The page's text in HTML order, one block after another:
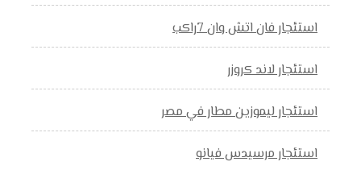
استئجار فان اتش وان 7راكب
استئجار لاند كروزر
استئجار ليموزين مطار في مصر
استئجار مرسيدس فيانو